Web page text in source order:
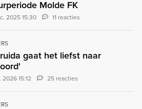
Molde FK
2025 15:30 11 reacties
gaat het liefst naar
2026 15:12 25 reacties